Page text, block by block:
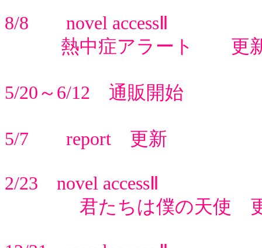
8/8 novel accessⅡ
熱中症アラート 更
5/20～6/12 通販開始
5/7 report 更新
2/23 novel accessⅡ
君たちは僕の天使